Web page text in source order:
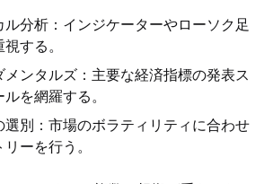
ル分析：インジケーターやローソク足
する。
メンタルズ：主要な経済指標の発表ス
を網羅する。
選別：市場のボラティリティに合わせ
ーを行う。